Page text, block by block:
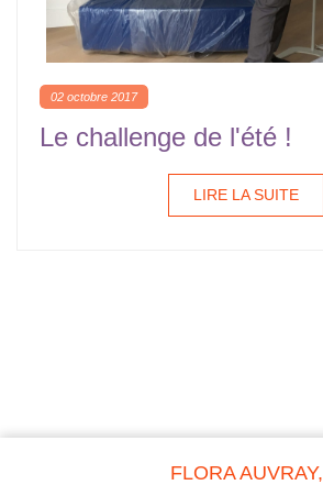
02 octobre 2017
Le challenge de l'été !
LIRE LA SUITE
FLORA AUVRAY,